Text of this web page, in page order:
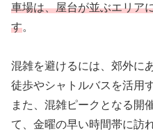
車場は、屋台が並ぶエリア
す。
混雑を避けるには、郊外に
徒歩やシャトルバスを活用
また、混雑ピークとなる開
て、金曜の早い時間帯に訪